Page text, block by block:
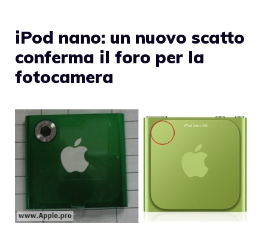
iPod nano: un nuovo scatto
conferma il foro per la
fotocamera